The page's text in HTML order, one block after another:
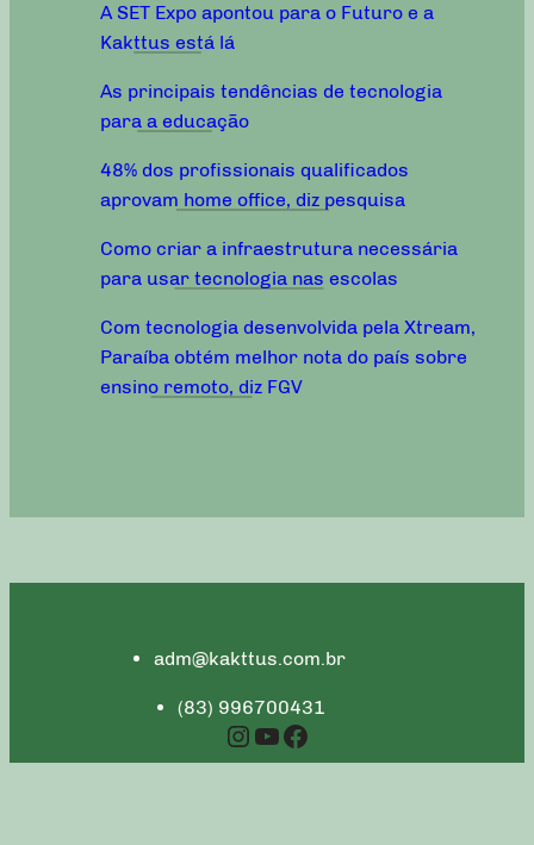
A SET Expo apontou para o Futuro e a
Kakttus está lá
As principais tendências de tecnologia
para a educação
48% dos profissionais qualificados
aprovam home office, diz pesquisa
Como criar a infraestrutura necessária
para usar tecnologia nas escolas
Com tecnologia desenvolvida pela Xtream,
Paraíba obtém melhor nota do país sobre
ensino remoto, diz FGV
adm@kakttus.com.br
(83) 996700431
Instagram YouTube Facebook